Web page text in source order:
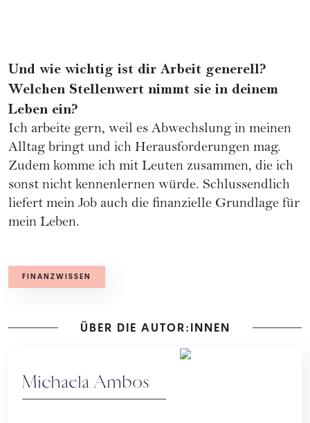
Und wie wichtig ist dir Arbeit generell?
Welchen Stellenwert nimmt sie in deinem
Leben ein?
Ich arbeite gern, weil es Abwechslung in meinen
Alltag bringt und ich Herausforderungen mag.
Zudem komme ich mit Leuten zusammen, die ich
sonst nicht kennenlernen würde. Schlussendlich
liefert mein Job auch die finanzielle Grundlage für
mein Leben.
FINANZWISSEN
ÜBER DIE AUTOR:INNEN
Michaela Ambos